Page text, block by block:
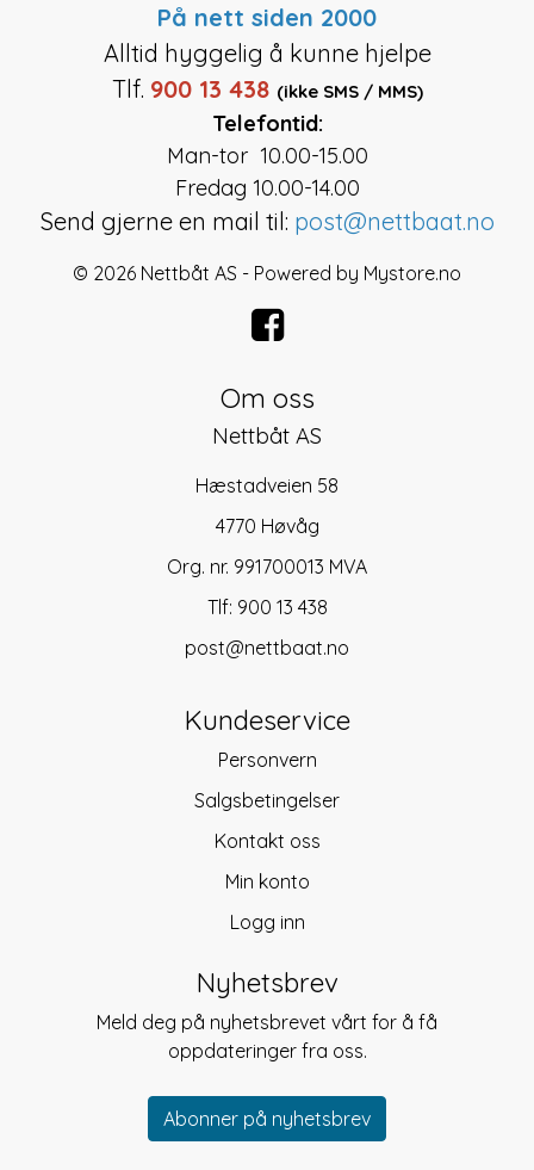
På nett siden 2000
Alltid hyggelig å kunne hjelpe
Tlf. 900 13 438 (ikke SMS / MMS)
Telefontid:
Man-tor 10.00-15.00
Fredag 10.00-14.00
Send gjerne en mail til: post@nettbaat.no
© 2026 Nettbåt AS - Powered by Mystore.no
Om oss
Nettbåt AS
Hæstadveien 58
4770 Høvåg
Org. nr. 991700013 MVA
Tlf: 900 13 438
post@nettbaat.no
Kundeservice
Personvern
Salgsbetingelser
Kontakt oss
Min konto
Logg inn
Nyhetsbrev
Meld deg på nyhetsbrevet vårt for å få
oppdateringer fra oss.
Abonner på nyhetsbrev